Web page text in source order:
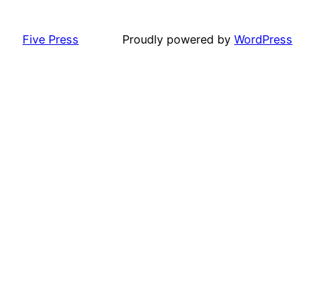
Five Press Proudly powered by WordPress